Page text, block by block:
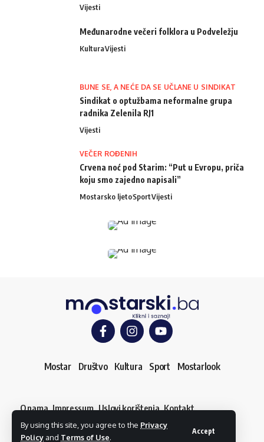
By using this site, you agree to the Privacy
Policy and Terms of Use.
Accept
Vijesti
Međunarodne večeri folklora u Podveležju
KulturaVijesti
BUNE SE, A NEĆE DA SE UČLANE U SINDIKAT
Sindikat o optužbama neformalne grupa
radnika Zelenila RJ1
Vijesti
VEČER ROĐENIH
Crvena noć pod Starim: “Put u Evropu, priča
koju smo zajedno napisali”
Mostarsko ljetoSportVijesti
Mostar Društvo Kultura Sport Mostarlook
O nama Impressum Uslovi korištenja Kontakt
Dojavi vijest
© mostarski.ba. Sva prava pridržana